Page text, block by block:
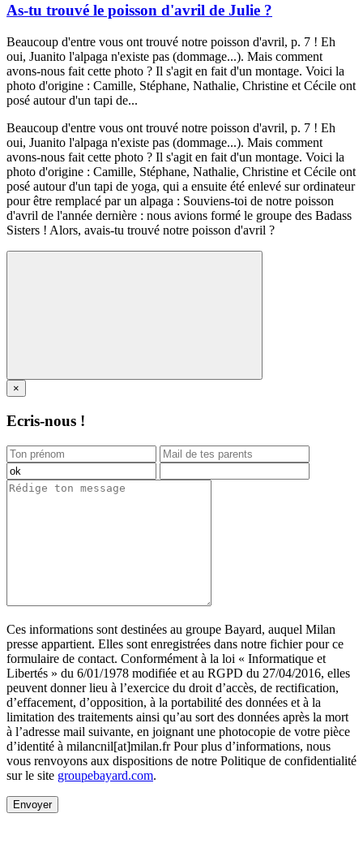
As-tu trouvé le poisson d'avril de Julie ?
Beaucoup d'entre vous ont trouvé notre poisson d'avril, p. 7 ! Eh
oui, Juanito l'alpaga n'existe pas (dommage...). Mais comment
avons-nous fait cette photo ? Il s'agit en fait d'un montage. Voici la
photo d'origine : Camille, Stéphane, Nathalie, Christine et Cécile ont
posé autour d'un tapi de...
Beaucoup d'entre vous ont trouvé notre poisson d'avril, p. 7 ! Eh
oui, Juanito l'alpaga n'existe pas (dommage...). Mais comment
avons-nous fait cette photo ? Il s'agit en fait d'un montage. Voici la
photo d'origine : Camille, Stéphane, Nathalie, Christine et Cécile ont
posé autour d'un tapi de yoga, qui a ensuite été enlevé sur ordinateur
pour être remplacé par un alpaga : Souviens-toi de notre poisson
d'avril de l'année dernière : nous avions formé le groupe des Badass
Sisters ! Alors, avais-tu trouvé notre poisson d'avril ?
×
Ecris-nous !
Ces informations sont destinées au groupe Bayard, auquel Milan
presse appartient. Elles sont enregistrées dans notre fichier pour ce
formulaire de contact. Conformément à la loi « Informatique et
Libertés » du 6/01/1978 modifiée et au RGPD du 27/04/2016, elles
peuvent donner lieu à l’exercice du droit d’accès, de rectification,
d’effacement, d’opposition, à la portabilité des données et à la
limitation des traitements ainsi qu’au sort des données après la mort
à l’adresse mail suivante, en joignant une photocopie de votre pièce
d’identité à milancnil[at]milan.fr Pour plus d’informations, nous
vous renvoyons aux dispositions de notre Politique de confidentialité
sur le site groupebayard.com.
Envoyer